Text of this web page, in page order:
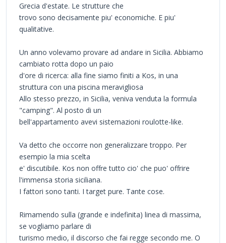
Grecia d'estate. Le strutture che
trovo sono decisamente piu' economiche. E piu'
qualitative.
Un anno volevamo provare ad andare in Sicilia. Abbiamo
cambiato rotta dopo un paio
d'ore di ricerca: alla fine siamo finiti a Kos, in una
struttura con una piscina meravigliosa
Allo stesso prezzo, in Sicilia, veniva venduta la formula
"camping". Al posto di un
bell'appartamento avevi sistemazioni roulotte-like.
Va detto che occorre non generalizzare troppo. Per
esempio la mia scelta
e' discutibile. Kos non offre tutto cio' che puo' offrire
l'immensa storia siciliana.
I fattori sono tanti. I target pure. Tante cose.
Rimamendo sulla (grande e indefinita) linea di massima,
se vogliamo parlare di
turismo medio, il discorso che fai regge secondo me. O